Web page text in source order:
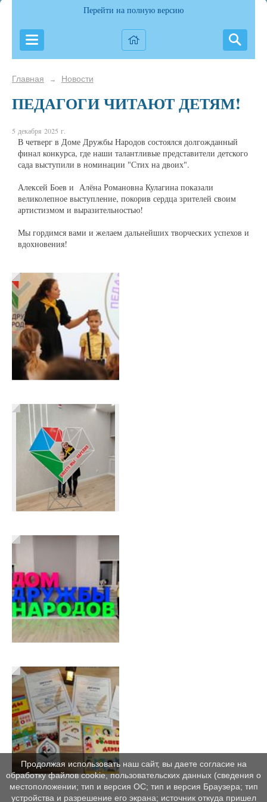
Перейти на полную версию
Главная → Новости
ПЕДАГОГИ ЧИТАЮТ ДЕТЯМ!
5 декабря 2025 г.
В четверг в Доме Дружбы Народов состоялся долгожданный
финал конкурса, где наши талантливые представители детского
сада выступили в номинации "Стих на двоих".
Алексей Боев и Алёна Романовна Кулагина показали
великолепное выступление, покорив сердца зрителей своим
артистизмом и выразительностью!
Мы гордимся вами и желаем дальнейших творческих успехов и
вдохновения!
Продолжая использовать наш сайт, вы даете согласие на
обработку файлов cookie, пользовательских данных (сведения о
местоположении; тип и версия ОС; тип и версия Браузера; тип
устройства и разрешение его экрана; источник откуда пришел